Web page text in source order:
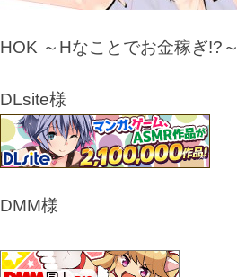
HOK ～Hなことでお金稼ぎ!?～
DLsite様
DMM様